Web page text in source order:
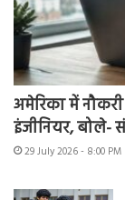
अमेरिका में
इंजीनियर, बोले-
29 July 2026 - 8:00 PM